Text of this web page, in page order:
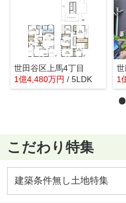
世田谷区上馬4丁目
1億4,480万円 / 5LDK
1
こだわり特集
建築条件無し土地特集